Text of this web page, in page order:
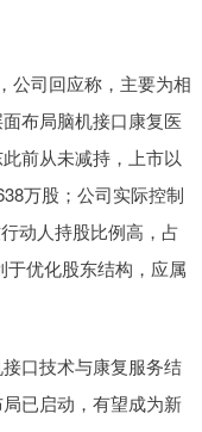
公司回应称，主要为相
布局脑机接口康复医
前从未减持，上市以
万股；公司实际控制
动人持股比例高，占
于优化股东结构，应属
口技术与康复服务结
已启动，有望成为新